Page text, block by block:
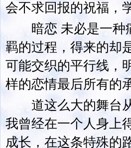
会不求回报的祝福，
暗恋 未必是一种痛
羁的过程，得来的却
可能交织的平行线，
样的恋情最后所有的
道这么大的舞台从
我曾经在一个人身上
成长，在这条特殊的